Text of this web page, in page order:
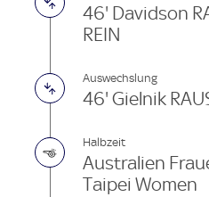
46' Davidson
REIN
Auswechslung
46' Gielnik
Halbzeit
Australien
Taipei Women